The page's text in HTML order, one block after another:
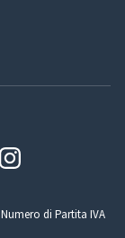
di Partita IVA